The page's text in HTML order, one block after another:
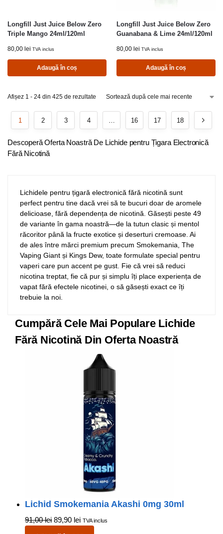
Longfill Just Juice Below Zero
Triple Mango 24ml/120ml
80,00 lei TVA inclus
Adaugă în coș
Longfill Just Juice Below Zero
Guanabana & Lime 24ml/120ml
80,00 lei TVA inclus
Adaugă în coș
Afișez 1 - 24 din 425 de rezultate
1 2 3 4 … 16 17 18
Descoperă Oferta Noastră De Lichide pentru Țigara Electronică
Fără Nicotină
Lichidele pentru țigară electronică fără nicotină sunt
perfect pentru tine dacă vrei să te bucuri doar de aromele
delicioase, fără dependența de nicotină. Găsești peste 49
de variante în gama noastră—de la tutun clasic și mentol
răcoritor până la fructe exotice și deserturi cremoase. Ai
de ales între mărci premium precum Smokemania, The
Vaping Giant și Kings Dew, toate formulate special pentru
vaperi care pun accent pe gust. Fie că vrei să reduci
nicotina treptat, fie că pur și simplu îți place experiența de
vapat fără efectele nicotinei, o să găsești exact ce îți
trebuie la noi.
Cumpără Cele Mai Populare Lichide
Fără Nicotină Din Oferta Noastră
Lichid Smokemania Akashi 0mg 30ml
91,00lei 89,90 lei TVA inclus